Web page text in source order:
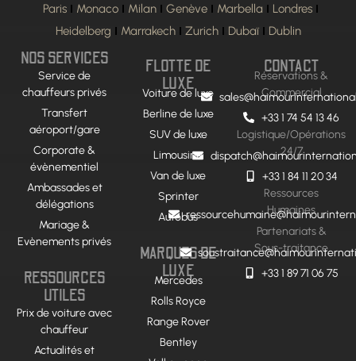
Paris Monaco Milan Genève Marbella
Londres
Heidelberg
Marrakech Zurich Dubaï Dublin
NOS SERVICES
Service de
chauffeurs privés
Transfert
aéroport/gare
Corporate &
évènementiel
Ambassades et
délégations
Mariage &
Evènements privés
RESSOURCES
UTILES
Prix de voiture avec
chauffeur
Actualités et
FLOTTE DE
LUXE
Voiture de luxe
Berline de luxe
SUV de luxe
Limousine
Van de luxe
Sprinter
Autobus
MARQUES DE
LUXE
Mercedes
Rolls Royce
Range Rover
Bentley
CONTACT
Réservations &
Commercial
+33 1 74 54 13 46
Logistique/Opérations
24/7
+33 1 84 11 20 34
Ressources
Humaines
Partenariats &
Sous-traitance
+33 1 89 71 06 75